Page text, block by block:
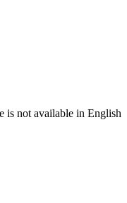
is not available in English